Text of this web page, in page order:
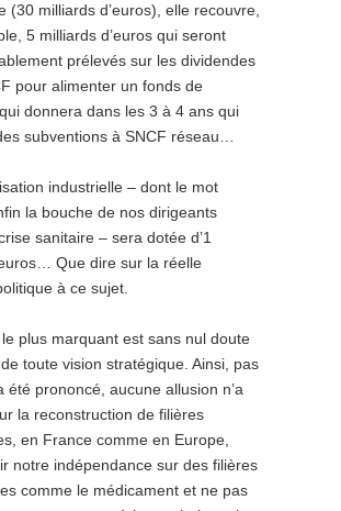
(30 milliards d’euros), elle recouvre,
5 milliards d’euros qui seront
prélevés sur les dividendes
pour alimenter un fonds de
donnera dans les 3 à 4 ans qui
subventions à SNCF réseau…
industrielle – dont le mot
la bouche de nos dirigeants
sanitaire – sera dotée d’1
Que dire sur la réelle
à ce sujet.
le plus marquant est sans nul doute
de toute vision stratégique. Ainsi, pas
été prononcé, aucune allusion n’a
la reconstruction de filières
en France comme en Europe,
notre indépendance sur des filières
comme le médicament et ne pas